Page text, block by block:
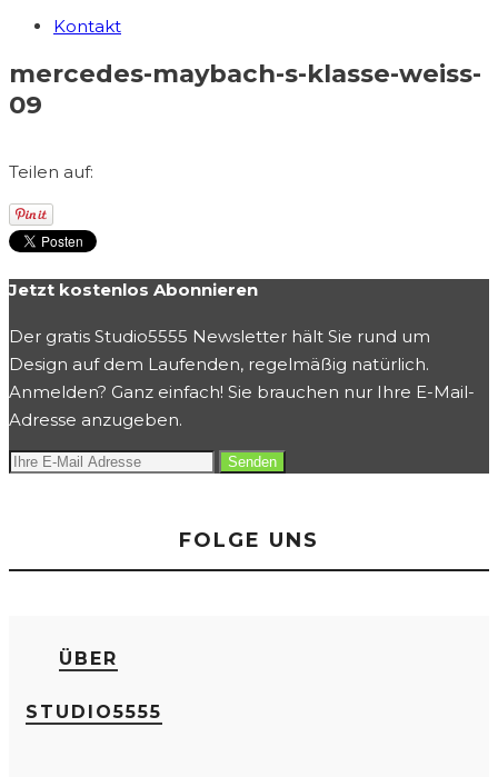
Kontakt
mercedes-maybach-s-klasse-weiss-
09
Teilen auf:
Jetzt kostenlos Abonnieren
Der gratis Studio5555 Newsletter hält Sie rund um
Design auf dem Laufenden, regelmäßig natürlich.
Anmelden? Ganz einfach! Sie brauchen nur Ihre E-Mail-
Adresse anzugeben.
FOLGE UNS
ÜBER
STUDIO5555